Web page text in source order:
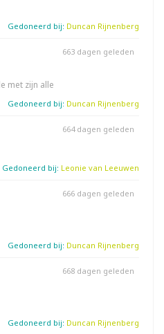
Gedoneerd bij: Duncan Rijnenberg
met zijn alle
663 dagen geleden
Gedoneerd bij: Duncan Rijnenberg
664 dagen geleden
Gedoneerd bij: Leonie van Leeuwen
666 dagen geleden
Gedoneerd bij: Duncan Rijnenberg
668 dagen geleden
Gedoneerd bij: Duncan Rijnenberg